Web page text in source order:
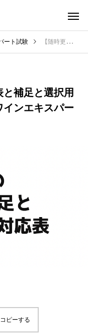
ート試験 【随時更新】富虎本の正誤表と補足と選択用語新旧対応表｜ソムリエ・ワインエキスパート試験
と補足と選択用
ンエキスパー
ピーする